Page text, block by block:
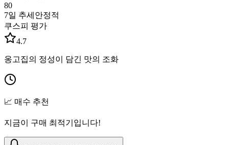
80
7일 추세 안정적
쿠스피 평가
4.7
옹고집의 정성이 담긴 맛의 조화
📈 매수 추천
지금이 구매 최적기입니다!